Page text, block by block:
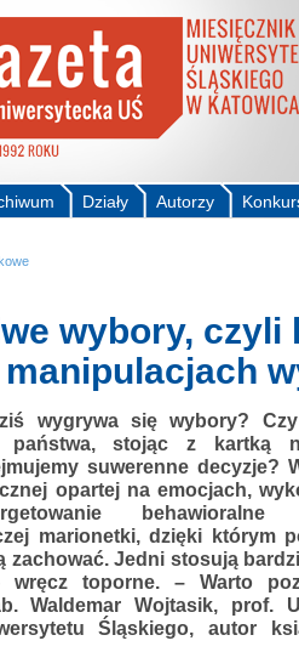
Autorzy
Działy
wybory, czyli
wygrywa się wybory?
państwa, stojąc z kartką
suwerenne decyzje?
opartej na emocjach,
marionetki, dzięki którym
zachować. Jedni stosują
toporne. – Warto
Waldemar Wojtasik, prof.
Śląskiego, autor